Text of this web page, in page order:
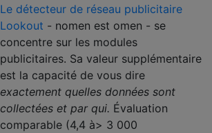
Le détecteur de réseau publicitaire
Lookout - nomen est omen - se
concentre sur les modules
publicitaires. Sa valeur supplémentaire
est la capacité de vous dire
exactement quelles données sont
collectées et par qui. Évaluation
comparable (4,4 à> 3 000